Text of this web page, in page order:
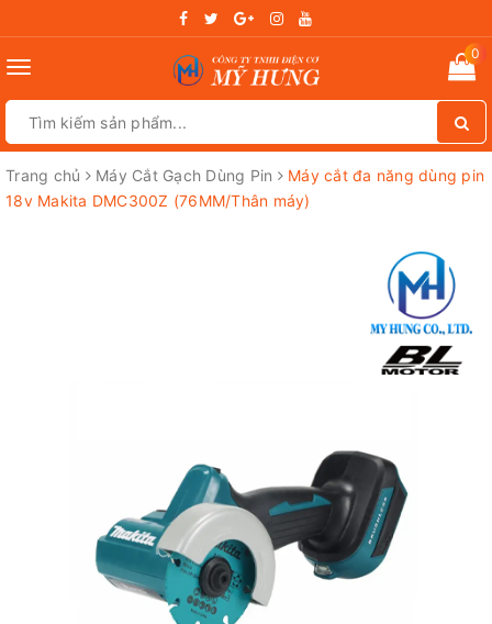
Toggle
0
Trang chủ Máy Cắt Gạch Dùng Pin
Máy cắt đa năng dùng pin
18v Makita DMC300Z (76MM/Thân máy)